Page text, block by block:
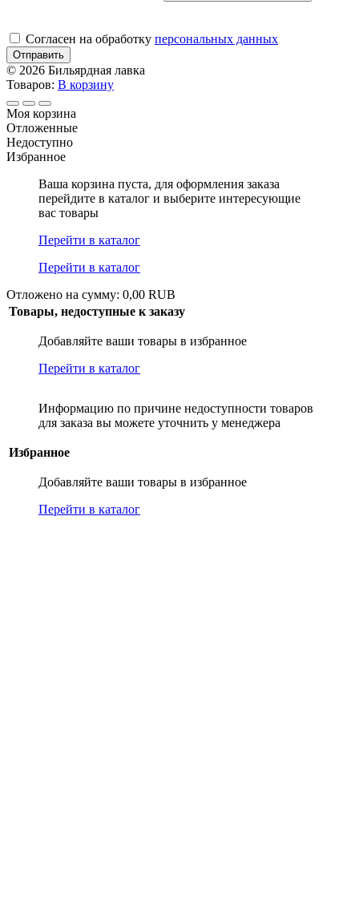
Cогласен на обработку персональных данных
Отправить
© 2026 Бильярдная лавка
Товаров: В корзину
Моя корзина
Отложенные
Недоступно
Избранное
Ваша корзина пуста, для оформления заказа
перейдите в каталог и выберите интересующие
вас товары
Перейти в каталог
Перейти в каталог
Отложено на сумму: 0,00 RUB
Товары, недоступные к заказу
Добавляйте ваши товары в избранное
Перейти в каталог
Информацию по причине недоступности товаров
для заказа вы можете уточнить у менеджера
Избранное
Добавляйте ваши товары в избранное
Перейти в каталог